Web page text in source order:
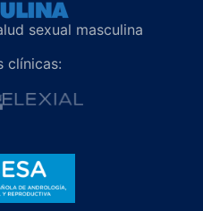
sexual masculina
clínicas: